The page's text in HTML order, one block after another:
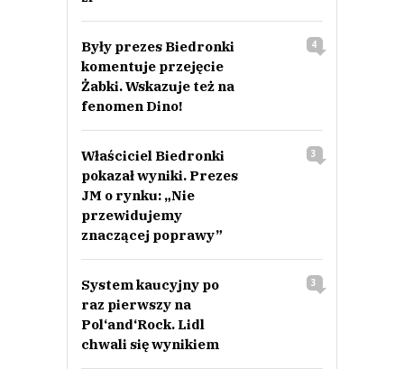
Były prezes Biedronki
komentuje przejęcie
Żabki. Wskazuje też na
fenomen Dino!
4
Właściciel Biedronki
pokazał wyniki. Prezes
JM o rynku: „Nie
przewidujemy
znaczącej poprawy”
3
System kaucyjny po
raz pierwszy na
Pol‘and‘Rock. Lidl
chwali się wynikiem
3